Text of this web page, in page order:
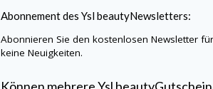
Abonnement desYsl beautyNewsletters:
Abonnieren Sie den kostenlosen Newsletter
keine Neuigkeiten.